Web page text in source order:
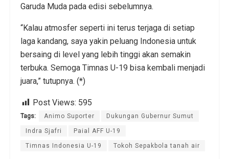
Garuda Muda pada edisi sebelumnya.
“Kalau atmosfer seperti ini terus terjaga di setiap
laga kandang, saya yakin peluang Indonesia untuk
bersaing di level yang lebih tinggi akan semakin
terbuka. Semoga Timnas U-19 bisa kembali menjadi
juara,” tutupnya. (*)
Post Views: 595
Tags: Animo Suporter Dukungan Gubernur Sumut
Indra Sjafri Paial AFF U-19
Timnas Indonesia U-19 Tokoh Sepakbola tanah air